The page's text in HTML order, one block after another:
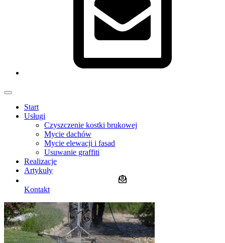
Menu
Start
Usługi
Czyszczenie kostki brukowej
Mycie dachów
Mycie elewacji i fasad
Usuwanie graffiti
Realizacje
Artykuły
Kontakt